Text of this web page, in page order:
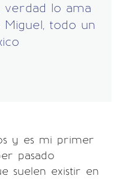
verdad lo ama
Miguel, todo un
y es mi primer
pasado
suelen existir en